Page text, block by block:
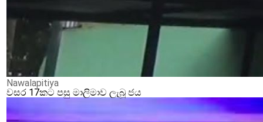
Nawalapitiya
වසර 17කට පසු මාලිමාව ලැබූ ජය